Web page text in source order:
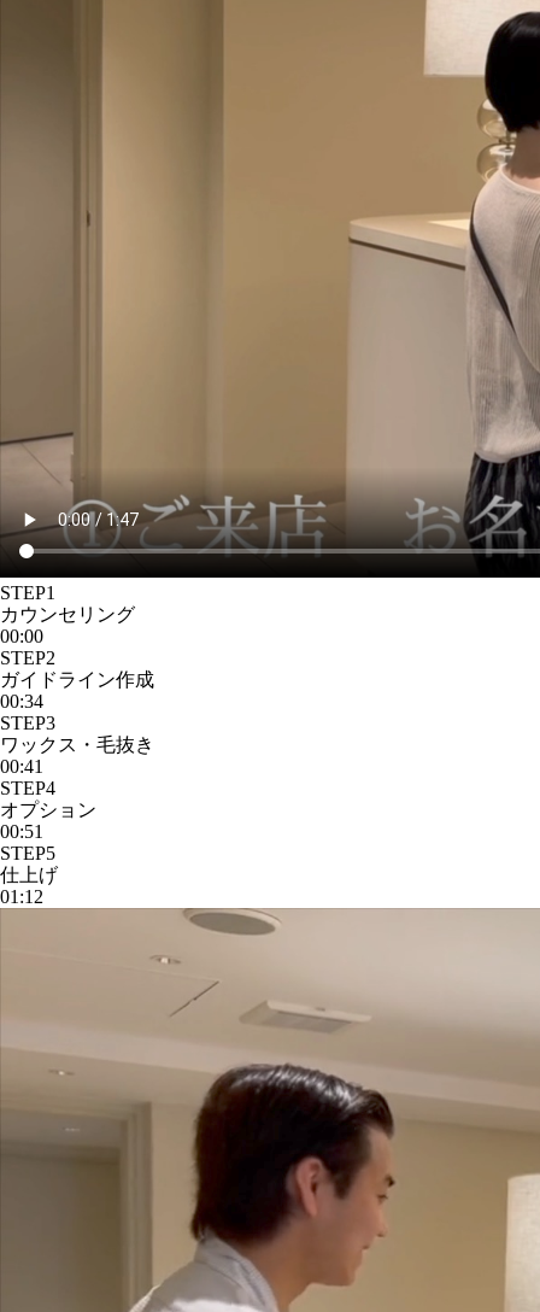
STEP1
カウンセリング
00:00
STEP2
ガイドライン作成
00:34
STEP3
ワックス・毛抜き
00:41
STEP4
オプション
00:51
STEP5
仕上げ
01:12